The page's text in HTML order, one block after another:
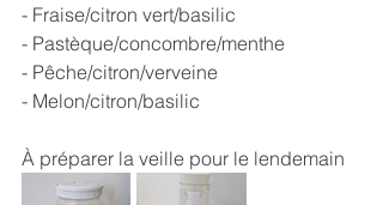
- Fraise/citron vert/basilic
- Pastèque/concombre/menthe
- Pêche/citron/verveine
- Melon/citron/basilic
À préparer la veille pour le lendemain